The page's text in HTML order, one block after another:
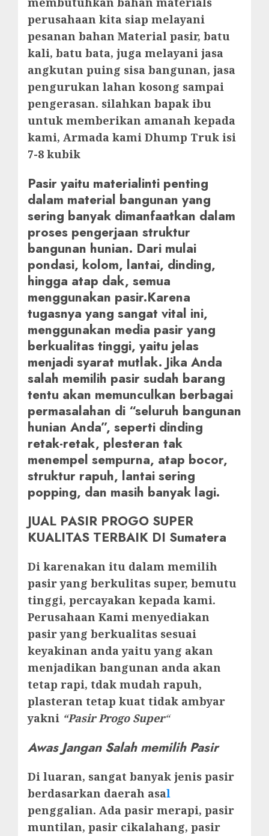
perusahaan kita siap melayani
pesanan bahan Material pasir, batu
kali, batu bata, juga melayani jasa
angkutan puing sisa bangunan, jasa
pengurukan lahan kosong sampai
pengerasan. silahkan bapak ibu
untuk memberikan amanah kepada
kami, Armada kami Dhump Truk isi
7-8 kubik
Pasir yaitu materialinti penting
dalam material bangunan yang
sering banyak dimanfaatkan dalam
proses pengerjaan struktur
bangunan hunian. Dari mulai
pondasi, kolom, lantai, dinding,
hingga atap dak, semua
menggunakan pasir.Karena
tugasnya yang sangat vital ini,
menggunakan media pasir yang
berkualitas tinggi, yaitu jelas
menjadi syarat mutlak. Jika Anda
salah memilih pasir sudah barang
tentu akan memunculkan berbagai
permasalahan di “seluruh bangunan
hunian Anda”, seperti dinding
retak-retak, plesteran tak
menempel sempurna, atap bocor,
struktur rapuh, lantai sering
popping, dan masih banyak lagi.
JUAL PASIR PROGO SUPER
KUALITAS TERBAIK DI Sumatera
Di karenakan itu dalam memilih
pasir yang berkulitas super, bemutu
tinggi, percayakan kepada kami.
Perusahaan Kami menyediakan
pasir yang berkualitas sesuai
keyakinan anda yaitu yang akan
menjadikan bangunan anda akan
tetap rapi, tdak mudah rapuh,
plasteran tetap kuat tidak ambyar
yakni “Pasir Progo Super“
Awas Jangan Salah memilih Pasir
Di luaran, sangat banyak jenis pasir
berdasarkan daerah asal
penggalian. Ada pasir merapi, pasir
muntilan, pasir cikalahang, pasir